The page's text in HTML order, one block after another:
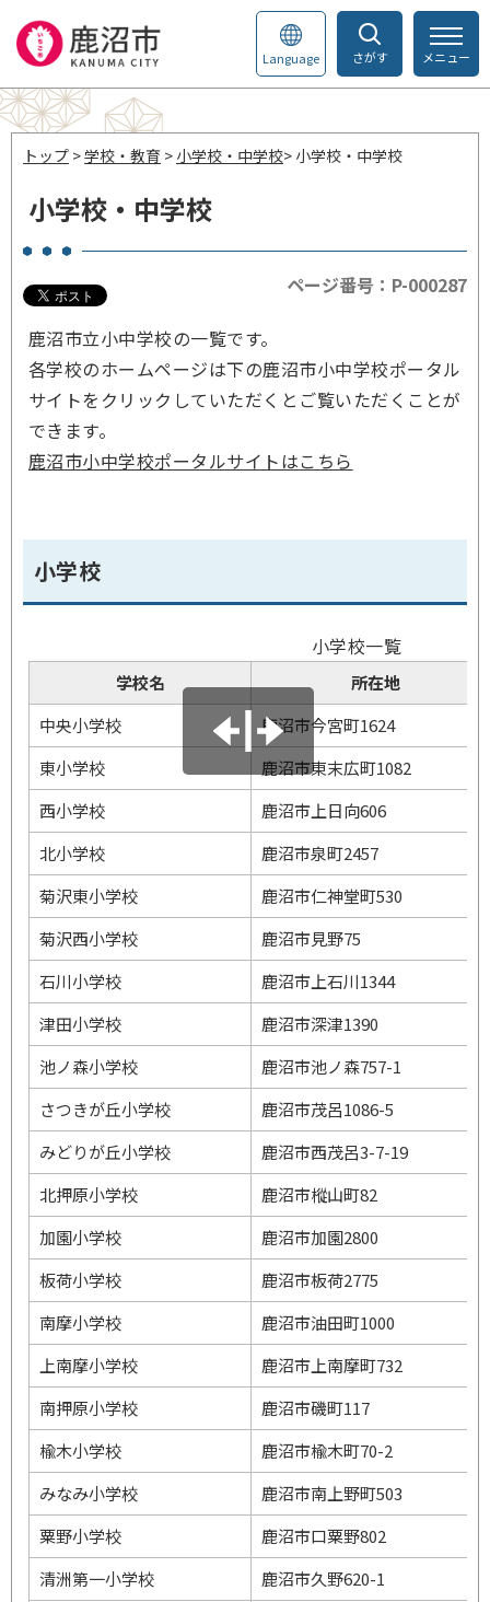
さがす
Language メニュー
トップ >学校・教育 > 小学校・中学校> 小学校・中学校
小学校・中学校
ページ番号：P-000287
鹿沼市立小中学校の一覧です。
各学校のホームページは下の鹿沼市小中学校ポータル
サイトをクリックしていただくとご覧いただくことが
できます。
鹿沼市小中学校ポータルサイトはこちら
小学校
小学校一覧
学校名
所在地
中央小学校
鹿沼市今宮町1624
東小学校
鹿沼市東末広町1082
西小学校
鹿沼市上日向606
北小学校
鹿沼市泉町2457
菊沢東小学校
鹿沼市仁神堂町530
菊沢西小学校
鹿沼市見野75
石川小学校
鹿沼市上石川1344
津田小学校
鹿沼市深津1390
池ノ森小学校
鹿沼市池ノ森757-1
さつきが丘小学校
鹿沼市茂呂1086-5
みどりが丘小学校
鹿沼市西茂呂3-7-19
北押原小学校
鹿沼市樅山町82
加園小学校
鹿沼市加園2800
板荷小学校
鹿沼市板荷2775
南摩小学校
鹿沼市油田町1000
上南摩小学校
鹿沼市上南摩町732
南押原小学校
鹿沼市磯町117
楡木小学校
鹿沼市楡木町70-2
みなみ小学校
鹿沼市南上野町503
粟野小学校
鹿沼市口粟野802
清洲第一小学校
鹿沼市久野620-1